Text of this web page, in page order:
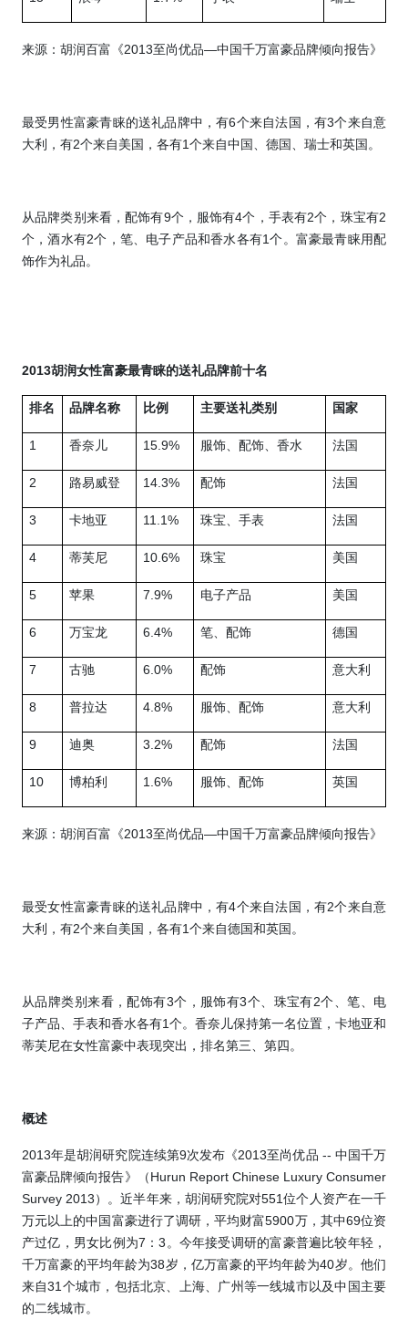
来源：胡润百富《2013至尚优品—中国千万富豪品牌倾向报告》
最受男性富豪青睐的送礼品牌中，有6个来自法国，有3个来自意
大利，有2个来自美国，各有1个来自中国、德国、瑞士和英国。
从品牌类别来看，配饰有9个，服饰有4个，手表有2个，珠宝有2
个，酒水有2个，笔、电子产品和香水各有1个。富豪最青睐用配
饰作为礼品。
2013胡润女性富豪最青睐的送礼品牌前十名
排名 品牌名称 比例 主要送礼类别 国家
1 香奈儿 15.9% 服饰、配饰、香水 法国
2 路易威登 14.3% 配饰 法国
3 卡地亚 11.1% 珠宝、手表 法国
4 蒂芙尼 10.6% 珠宝 美国
5 苹果 7.9% 电子产品 美国
6 万宝龙 6.4% 笔、配饰 德国
7 古驰 6.0% 配饰 意大利
8 普拉达 4.8% 服饰、配饰 意大利
9 迪奥 3.2% 配饰 法国
10 博柏利 1.6% 服饰、配饰 英国
来源：胡润百富《2013至尚优品—中国千万富豪品牌倾向报告》
最受女性富豪青睐的送礼品牌中，有4个来自法国，有2个来自意
大利，有2个来自美国，各有1个来自德国和英国。
从品牌类别来看，配饰有3个，服饰有3个、珠宝有2个、笔、电
子产品、手表和香水各有1个。 香奈儿保持第一名位置，卡地亚和
蒂芙尼在女性富豪中表现突出，排名第三、第四。
概述
2013年是胡润研究院连续第9次发布《2013至尚优品 -- 中国千万
富豪品牌倾向报告》（Hurun Report Chinese Luxury Consumer
Survey 2013）。近半年来，胡润研究院对551位个人资产在一千
万元以上的中国富豪进行了调研，平均财富5900万，其中69位资
产过亿，男女比例为7 ：3 。今年接受调研的富豪普遍比较年轻，
千万富豪的平均年龄为38岁，亿万富豪的平均年龄为40岁。他们
来自31 个城市，包括北京、上海、广州等一线城市以及中国主要
的二线城市。